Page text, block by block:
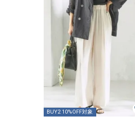
BUY2 10%OFF対象